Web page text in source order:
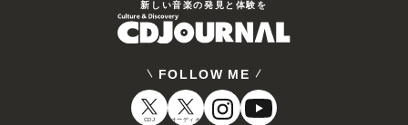
新しい⾳楽の発⾒と体験を
FOLLOW ME
CDJ オーディオ